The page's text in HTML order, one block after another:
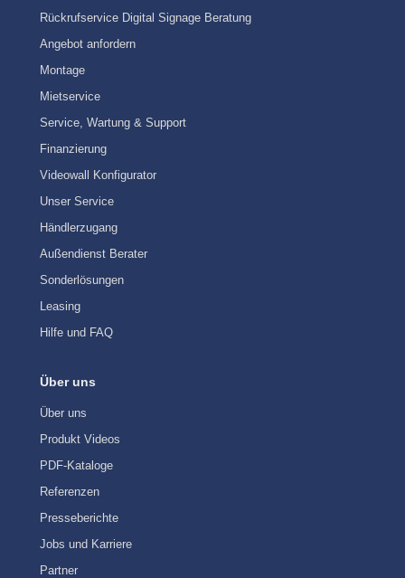
Rückrufservice Digital Signage Beratung
Angebot anfordern
Montage
Mietservice
Service, Wartung & Support
Finanzierung
Videowall Konfigurator
Unser Service
Händlerzugang
Außendienst Berater
Sonderlösungen
Leasing
Hilfe und FAQ
Über uns
Über uns
Produkt Videos
PDF-Kataloge
Referenzen
Presseberichte
Jobs und Karriere
Partner